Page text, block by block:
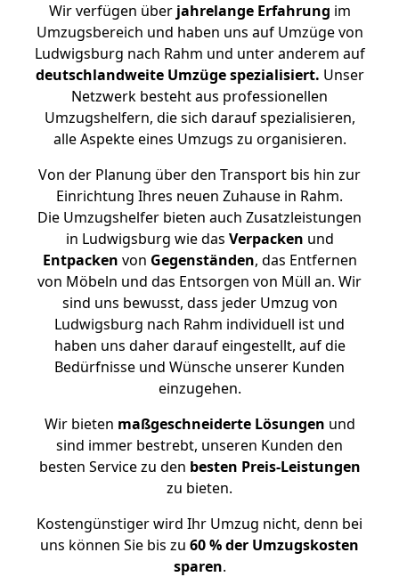
Wir verfügen überjahrelange Erfahrung im
Umzugsbereich und haben uns auf Umzüge von
Ludwigsburg nach Rahm und unter anderem auf
deutschlandweite Umzüge spezialisiert. Unser
Netzwerk besteht aus professionellen
Umzugshelfern, die sich darauf spezialisieren,
alle Aspekte eines Umzugs zu organisieren.
Von der Planung über den Transport bis hin zur
Einrichtung Ihres neuen Zuhause in Rahm.
Die Umzugshelfer bieten auch Zusatzleistungen
in Ludwigsburg wie das Verpacken und
Entpacken von Gegenständen, das Entfernen
von Möbeln und das Entsorgen von Müll an. Wir
sind uns bewusst, dass jeder Umzug von
Ludwigsburg nach Rahm individuell ist und
haben uns daher darauf eingestellt, auf die
Bedürfnisse und Wünsche unserer Kunden
einzugehen.
Wir bieten maßgeschneiderte Lösungen und
sind immer bestrebt, unseren Kunden den
besten Service zu den besten Preis-Leistungen
zu bieten.
Kostengünstiger wird Ihr Umzug nicht, denn bei
uns können Sie bis zu 60 % der Umzugskosten
sparen.